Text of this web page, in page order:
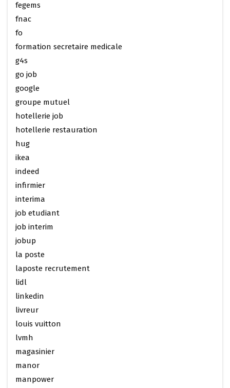
fegems
fnac
fo
formation secretaire medicale
g4s
go job
google
groupe mutuel
hotellerie job
hotellerie restauration
hug
ikea
indeed
infirmier
interima
job etudiant
job interim
jobup
la poste
laposte recrutement
lidl
linkedin
livreur
louis vuitton
lvmh
magasinier
manor
manpower